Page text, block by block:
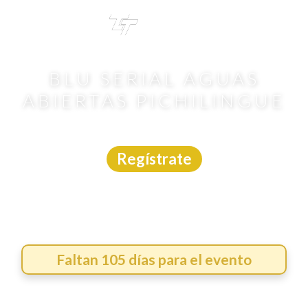
BLU SERIAL AGUAS
ABIERTAS PICHILINGUE
Regístrate
Faltan 105 días para el evento